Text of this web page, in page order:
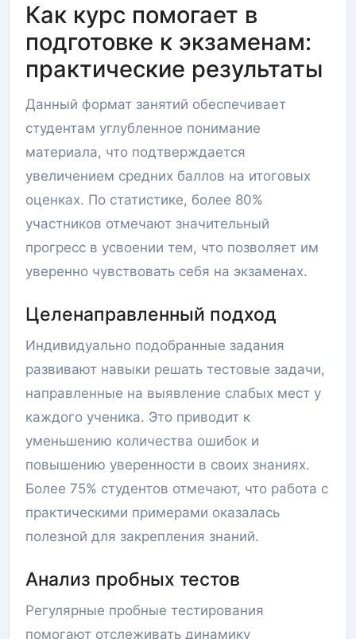
Как курс помогает в
подготовке к экзаменам:
практические результаты
Данный формат занятий обеспечивает
студентам углубленное понимание
материала, что подтверждается
увеличением средних баллов на итоговых
оценках. По статистике, более 80%
участников отмечают значительный
прогресс в усвоении тем, что позволяет им
уверенно чувствовать себя на экзаменах.
Целенаправленный подход
Индивидуально подобранные задания
развивают навыки решать тестовые задачи,
направленные на выявление слабых мест у
каждого ученика. Это приводит к
уменьшению количества ошибок и
повышению уверенности в своих знаниях.
Более 75% студентов отмечают, что работа с
практическими примерами оказалась
полезной для закрепления знаний.
Анализ пробных тестов
Регулярные пробные тестирования
помогают отслеживать динамику